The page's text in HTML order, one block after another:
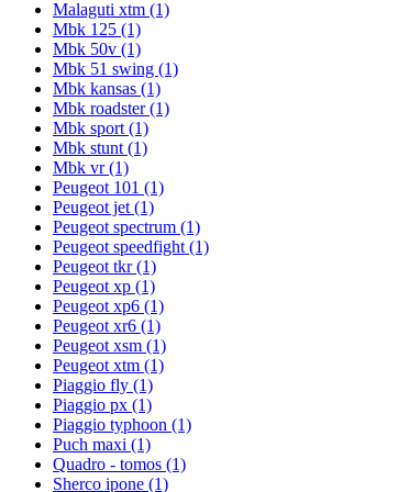
Malaguti xtm (1)
Mbk 125 (1)
Mbk 50v (1)
Mbk 51 swing (1)
Mbk kansas (1)
Mbk roadster(1)
Mbk sport (1)
Mbk stunt (1)
Mbk vr(1)
Peugeot 101 (1)
Peugeot jet (1)
Peugeot spectrum (1)
Peugeot speedfight (1)
Peugeot tkr(1)
Peugeot xp (1)
Peugeot xp6 (1)
Peugeot xr6 (1)
Peugeot xsm (1)
Peugeot xtm (1)
Piaggio fly (1)
Piaggio px (1)
Piaggio typhoon (1)
Puch maxi (1)
Quadro - tomos (1)
Sherco ipone (1)